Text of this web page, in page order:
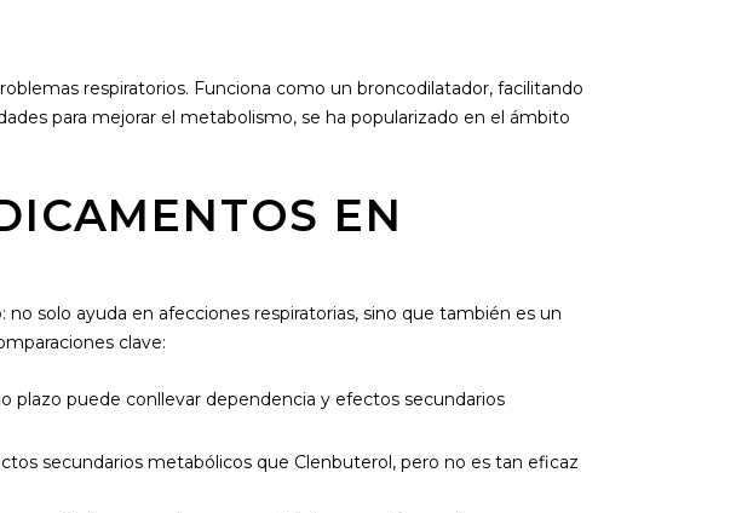
respiratorios. Funciona como un broncodilatador, facilitando
para mejorar el metabolismo, se ha popularizado en el ámbito
EN
solo ayuda en afecciones respiratorias, sino que también es un
clave:
plazo puede conllevar dependencia y efectos secundarios
secundarios metabólicos que Clenbuterol, pero no es tan eficaz